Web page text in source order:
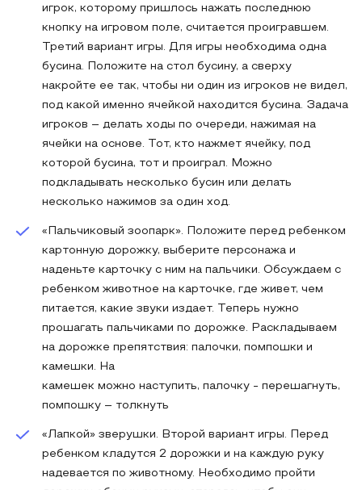
игрок, которому пришлось нажать последнюю
кнопку на игровом поле, считается проигравшем.
Третий вариант игры. Для игры необходима одна
бусина. Положите на стол бусину, а сверху
накройте ее так, чтобы ни один из игроков не видел,
под какой именно ячейкой находится бусина. Задача
игроков – делать ходы по очереди, нажимая на
ячейки на основе. Тот, кто нажмет ячейку, под
которой бусина, тот и проиграл. Можно
подкладывать несколько бусин или делать
несколько нажимов за один ход.
«Пальчиковый зоопарк». Положите перед ребенком
картонную дорожку, выберите персонажа и
наденьте карточку с ним на пальчики. Обсуждаем с
ребенком животное на карточке, где живет, чем
питается, какие звуки издает. Теперь нужно
прошагать пальчиками по дорожке. Раскладываем
на дорожке препятствия: палочки, помпошки и
камешки. На
камешек можно наступить, палочку - перешагнуть,
помпошку – толкнуть
«Лапкой» зверушки. Второй вариант игры. Перед
ребенком кладутся 2 дорожки и на каждую руку
надевается по животному. Необходимо пройти